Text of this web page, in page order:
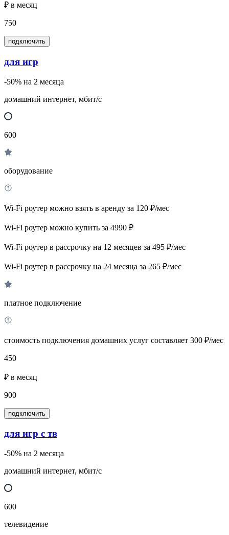
₽ в месяц
750
подключить
для игр
-50% на 2 месяца
домашний интернет, мбит/с
600
оборудование
Wi-Fi роутер можно взять в аренду за 120 ₽/мес
Wi-Fi роутер можно купить за 4990 ₽
Wi-Fi роутер в рассрочку на 12 месяцев за 495 ₽/мес
Wi-Fi роутер в рассрочку на 24 месяца за 265 ₽/мес
платное подключение
стоимость подключения домашних услуг составляет 300 ₽/мес
450
₽ в месяц
900
подключить
для игр с тв
-50% на 2 месяца
домашний интернет, мбит/с
600
телевидение